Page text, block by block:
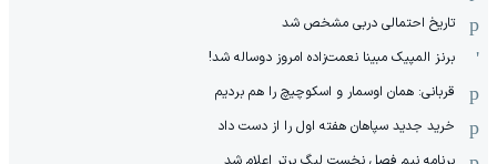
تاریخ احتمالی دربی مشخص شد
برنز المپیک مبینا نعمت‌زاده امروز دوساله شد!
قربانی: همان اوسمار و اسکوچیچ را هم بردیم
خرید جدید سپاهان هفته اول را از دست داد